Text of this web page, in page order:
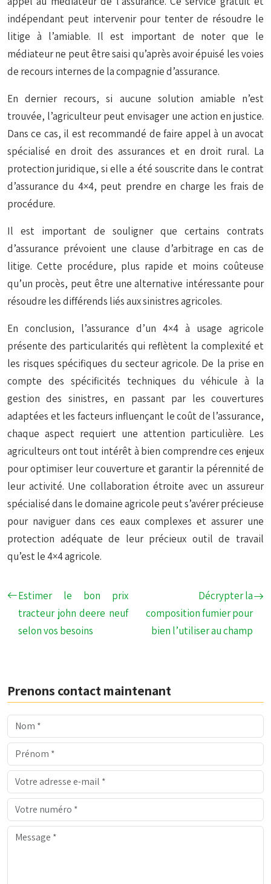
indépendant peut intervenir pour tenter de résoudre le
litige à l’amiable. Il est important de noter que le
médiateur ne peut être saisi qu’après avoir épuisé les voies
de recours internes de la compagnie d’assurance.
En dernier recours, si aucune solution amiable n’est
trouvée, l’agriculteur peut envisager une action en justice.
Dans ce cas, il est recommandé de faire appel à un avocat
spécialisé en droit des assurances et en droit rural. La
protection juridique, si elle a été souscrite dans le contrat
d’assurance du 4×4, peut prendre en charge les frais de
procédure.
Il est important de souligner que certains contrats
d’assurance prévoient une clause d’arbitrage en cas de
litige. Cette procédure, plus rapide et moins coûteuse
qu’un procès, peut être une alternative intéressante pour
résoudre les différends liés aux sinistres agricoles.
En conclusion, l’assurance d’un 4×4 à usage agricole
présente des particularités qui reflètent la complexité et
les risques spécifiques du secteur agricole. De la prise en
compte des spécificités techniques du véhicule à la
gestion des sinistres, en passant par les couvertures
adaptées et les facteurs influençant le coût de l’assurance,
chaque aspect requiert une attention particulière. Les
agriculteurs ont tout intérêt à bien comprendre ces enjeux
pour optimiser leur couverture et garantir la pérennité de
leur activité. Une collaboration étroite avec un assureur
spécialisé dans le domaine agricole peut s’avérer précieuse
pour naviguer dans ces eaux complexes et assurer une
protection adéquate de leur précieux outil de travail
qu’est le 4×4 agricole.
Estimer le bon prix
tracteur john deere neuf
selon vos besoins
Décrypter la
composition fumier pour
bien l’utiliser au champ
Prenons contact maintenant